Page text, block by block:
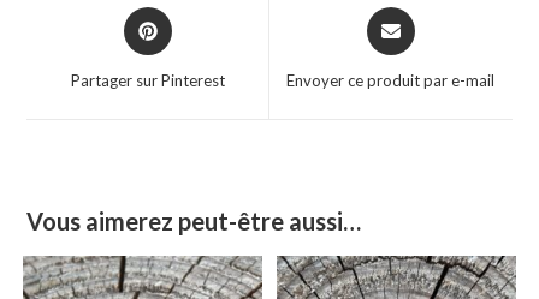
Partager sur Pinterest Envoyer ce produit par e-mail
Vous aimerez peut-être aussi…